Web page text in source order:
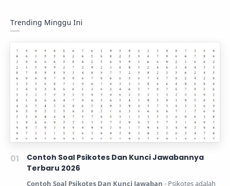
Trending Minggu Ini
Contoh Soal Psikotes Dan Kunci Jawabannya
Terbaru 2026
Contoh Soal Psikotes Dan Kunci Jawaban - Psikotes adalah